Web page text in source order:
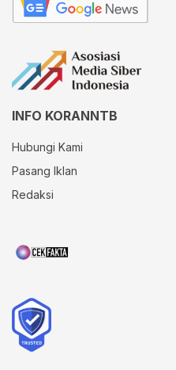
INFO KORANNTB
Hubungi Kami
Pasang Iklan
Redaksi